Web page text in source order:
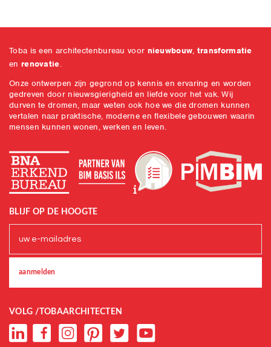
Toba is een architectenbureau voor nieuwbouw, transformatie
en renovatie.
Onze ontwerpen zijn gegrond op kennis en ervaring en worden
gedreven door nieuwsgierigheid en liefde voor het vak. Wij
durven te dromen, maar weten ook hoe we die dromen kunnen
vertalen naar praktische, moderne en flexibele gebouwen waarin
mensen kunnen wonen, werken en leven.
BLIJF OP DE HOOGTE
VOLG /TOBAARCHITECTEN